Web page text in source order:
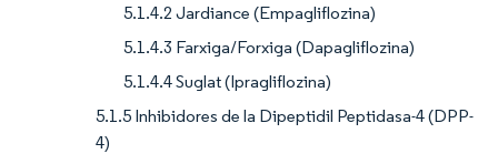
5.1.4.2 Jardiance (Empagliflozina)
5.1.4.3 Farxiga/Forxiga (Dapagliflozina)
5.1.4.4 Suglat (Ipragliflozina)
5.1.5 Inhibidores de la Dipeptidil Peptidasa-4 (DPP-
4)